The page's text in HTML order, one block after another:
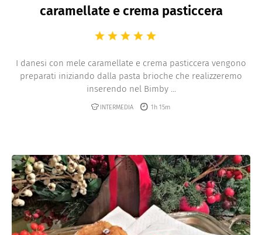
caramellate e crema pasticcera
I danesi con mele caramellate e crema pasticcera vengono
preparati iniziando dalla pasta brioche che realizzeremo
inserendo nel Bimby ...
INTERMEDIA 1h 15m